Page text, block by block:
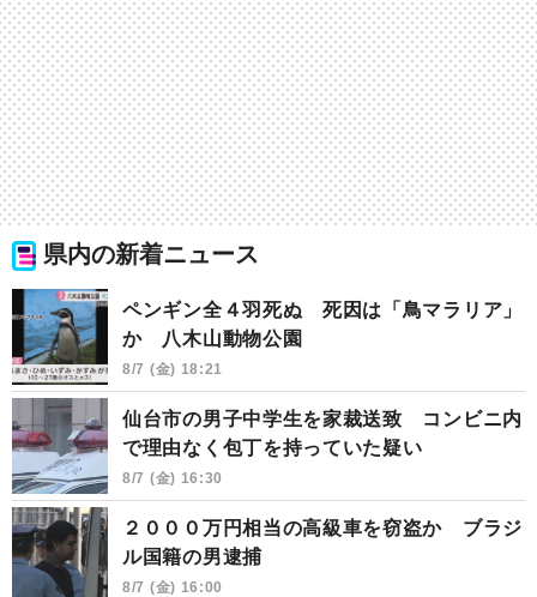
県内の新着ニュース
ペンギン全４羽死ぬ 死因は「鳥マラリア」
か 八木山動物公園
8/7 (金) 18:21
仙台市の男子中学生を家裁送致 コンビニ内
で理由なく包丁を持っていた疑い
8/7 (金) 16:30
２０００万円相当の高級車を窃盗か ブラジ
ル国籍の男逮捕
8/7 (金) 16:00